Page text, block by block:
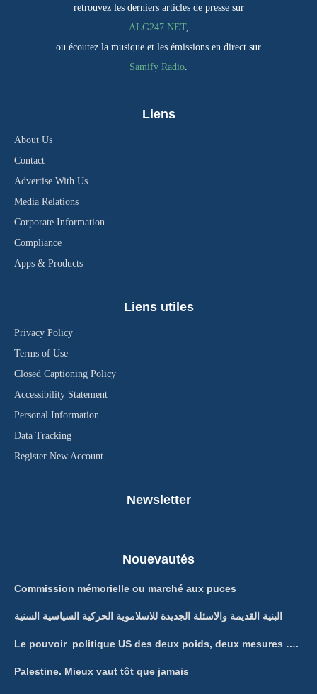
retrouvez les derniers articles de presse sur
ALG247.NET,
ou écoutez la musique et les émissions en direct sur
Samify Radio.
Liens
About Us
Contact
Advertise With Us
Media Relations
Corporate Information
Compliance
Apps & Products
Liens utiles
Privacy Policy
Terms of Use
Closed Captioning Policy
Accessibility Statement
Personal Information
Data Tracking
Register New Account
Newsletter
Nouevautés
Commission mémorielle ou marché aux puces
البنية القديمة والاسئلة الجديدة للاسلاموية الحركية السياسية السنية
Le pouvoir politique US des deux poids, deux mesures ….
Palestine. Mieux vaut tôt que jamais